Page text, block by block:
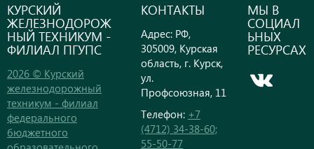
КУРСКИЙ
ЖЕЛЕЗНОДОРОЖ
НЫЙ ТЕХНИКУМ -
ФИЛИАЛ ПГУПС
2026 © Курский
железнодорожный
техникум - филиал
федерального
бюджетного
КОНТАКТЫ
Адрес: РФ,
305009, Курская
область, г. Курск,
ул.
Профсоюзная, 11
Телефон: +7
(4712) 34-38-60;
55-50-77
МЫ В
СОЦИАЛ
ЬНЫХ
РЕСУРСАХ